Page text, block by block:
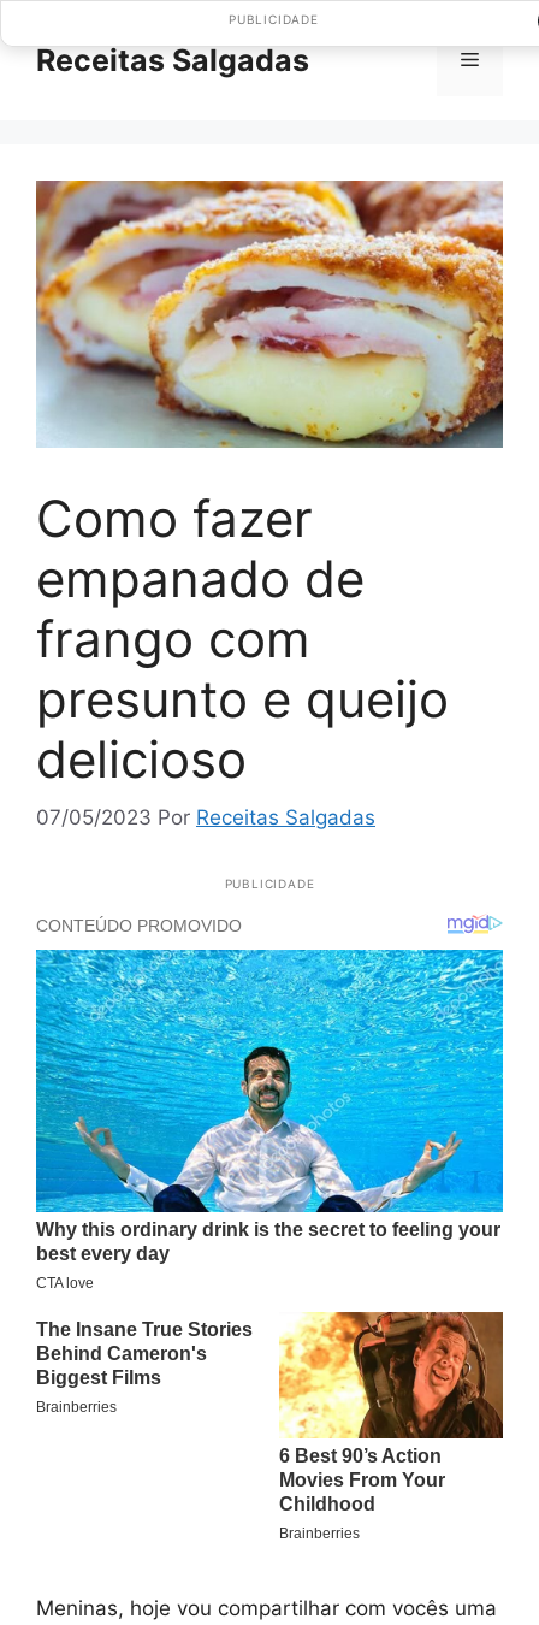
paraReceitas Salgadas Menu
Como fazer
empanado de
frango com
presunto e queijo
delicioso
07/05/2023 Por Receitas Salgadas
PUBLICIDADE
Meninas, hoje vou compartilhar com vocês uma
PUBLICIDADE